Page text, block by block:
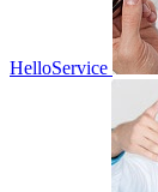
HelloService